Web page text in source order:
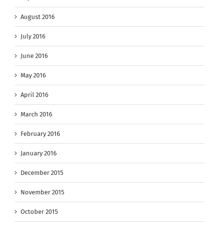
August 2016
July 2016
June 2016
May 2016
April 2016
March 2016
February 2016
January 2016
December 2015
November 2015
October 2015